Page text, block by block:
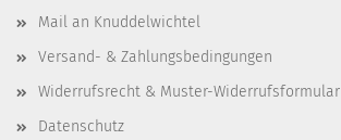
Mail an Knuddelwichtel
Versand- & Zahlungsbedingungen
Widerrufsrecht & Muster-Widerrufsformular
Datenschutz